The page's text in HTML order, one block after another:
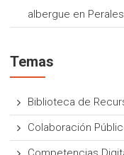
albergue en
Temas
Biblioteca de
Colaboración